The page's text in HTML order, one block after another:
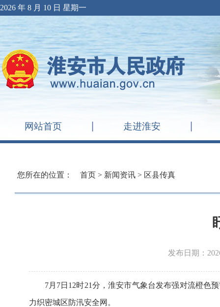
2026 年 8 月 10 日 星期一
网站首页 走进淮安
您所在的位置： 首页 > 新闻资讯 > 区县传真
发布日期：
7月7日12时21分，淮安市气象台发布强对流橙色
力织密城区防汛安全网。